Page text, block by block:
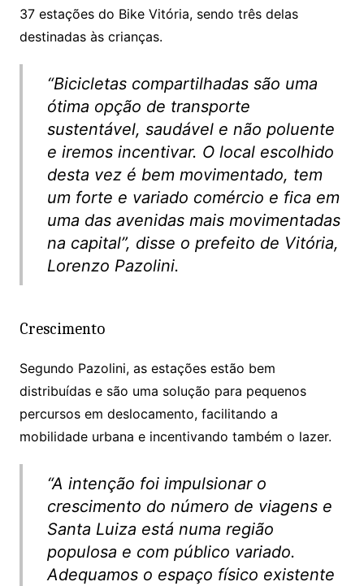
37 estações do Bike Vitória, sendo três delas
destinadas às crianças.
“Bicicletas compartilhadas são uma
ótima opção de transporte
sustentável, saudável e não poluente
e iremos incentivar. O local escolhido
desta vez é bem movimentado, tem
um forte e variado comércio e fica em
uma das avenidas mais movimentadas
na capital”, disse o prefeito de Vitória,
Lorenzo Pazolini.
Crescimento
Segundo Pazolini, as estações estão bem
distribuídas e são uma solução para pequenos
percursos em deslocamento, facilitando a
mobilidade urbana e incentivando também o lazer.
“A intenção foi impulsionar o
crescimento do número de viagens e
Santa Luiza está numa região
populosa e com público variado.
Adequamos o espaço físico existente